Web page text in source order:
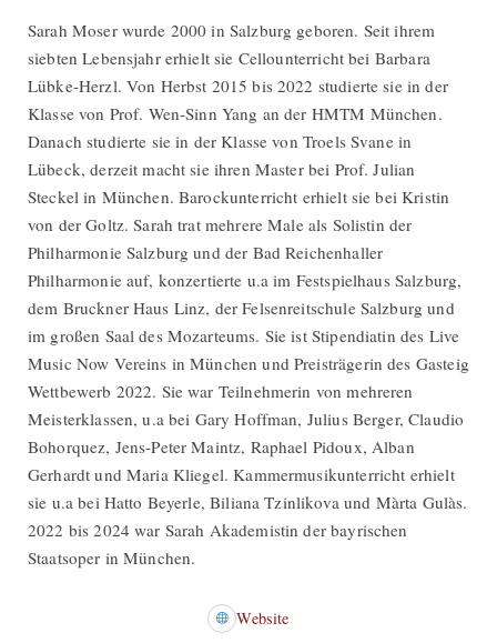
Sarah Moser wurde 2000 in Salzburg geboren. Seit ihrem
siebten Lebensjahr erhielt sie Cellounterricht bei Barbara
Lübke-Herzl. Von Herbst 2015 bis 2022 studierte sie in der
Klasse von Prof. Wen-Sinn Yang an der HMTM München.
Danach studierte sie in der Klasse von Troels Svane in
Lübeck, derzeit macht sie ihren Master bei Prof. Julian
Steckel in München. Barockunterricht erhielt sie bei Kristin
von der Goltz. Sarah trat mehrere Male als Solistin der
Philharmonie Salzburg und der Bad Reichenhaller
Philharmonie auf, konzertierte u.a im Festspielhaus Salzburg,
dem Bruckner Haus Linz, der Felsenreitschule Salzburg und
im großen Saal des Mozarteums. Sie ist Stipendiatin des Live
Music Now Vereins in München und Preisträgerin des Gasteig
Wettbewerb 2022. Sie war Teilnehmerin von mehreren
Meisterklassen, u.a bei Gary Hoffman, Julius Berger, Claudio
Bohorquez, Jens-Peter Maintz, Raphael Pidoux, Alban
Gerhardt und Maria Kliegel. Kammermusikunterricht erhielt
sie u.a bei Hatto Beyerle, Biliana Tzinlikova und Màrta Gulàs.
2022 bis 2024 war Sarah Akademistin der bayrischen
Staatsoper in München.
Website